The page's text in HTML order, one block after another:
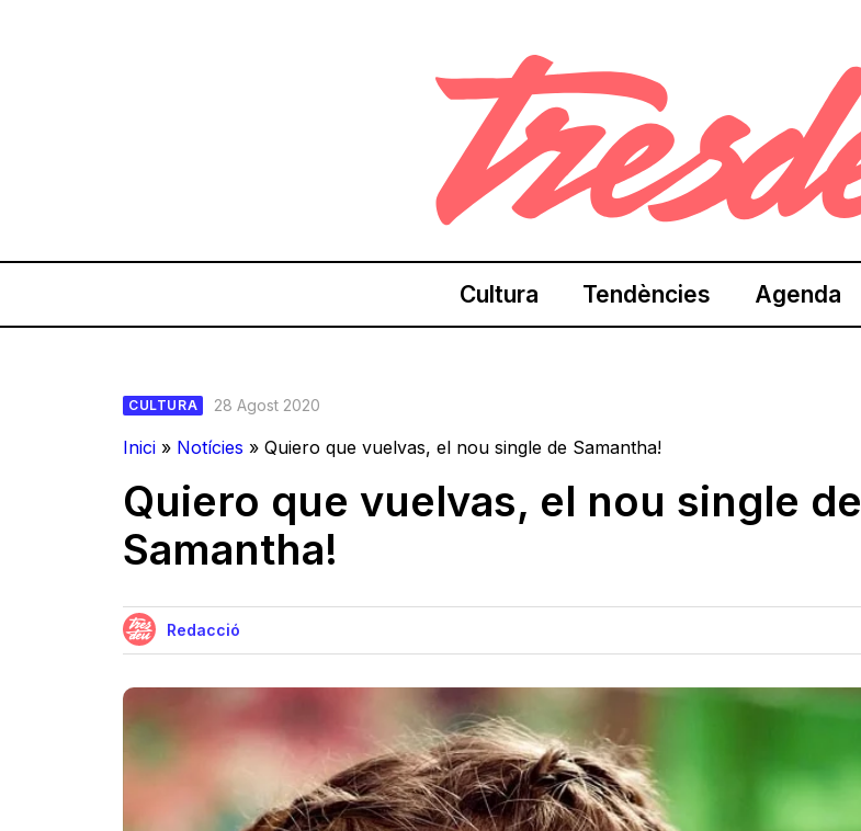
Cultura Tendències Agenda
CULTURA 28 Agost 2020
Inici » Notícies » Quiero que vuelvas, el nou single de Samantha!
Quiero que vuelvas, el nou single de
Samantha!
Redacció